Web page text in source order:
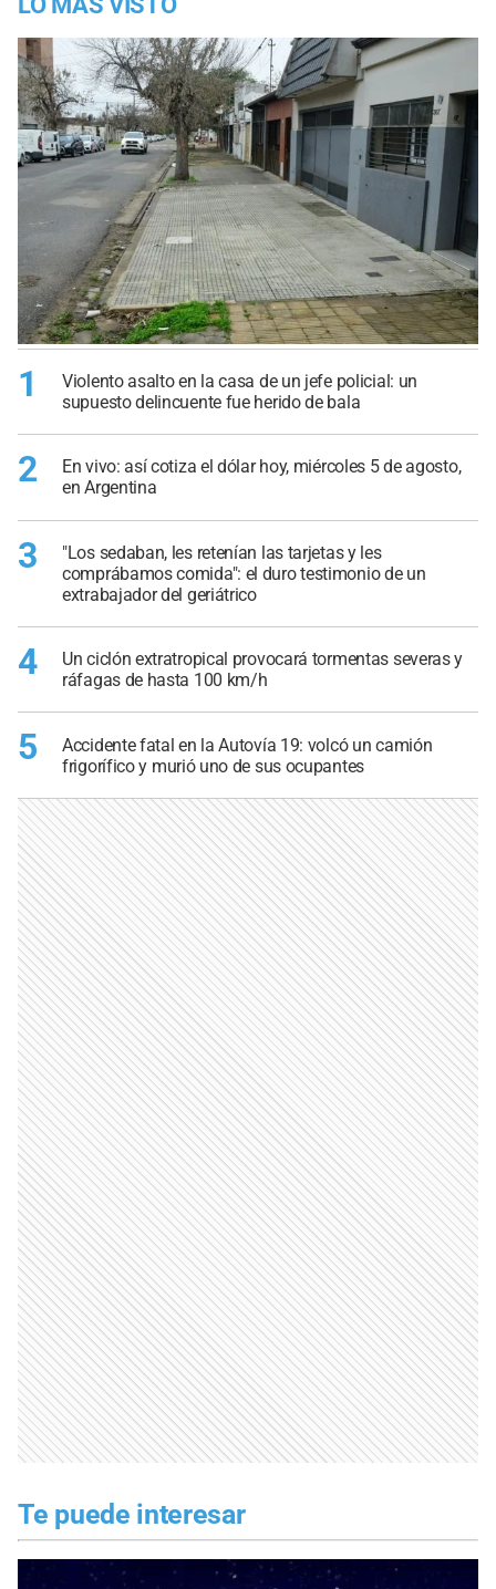
1
Violento asalto en la casa de un jefe policial: un
supuesto delincuente fue herido de bala
2
En vivo: así cotiza el dólar hoy, miércoles 5 de agosto,
en Argentina
3
"Los sedaban, les retenían las tarjetas y les
comprábamos comida": el duro testimonio de un
extrabajador del geriátrico
4
Un ciclón extratropical provocará tormentas severas y
ráfagas de hasta 100 km/h
5
Accidente fatal en la Autovía 19: volcó un camión
frigorífico y murió uno de sus ocupantes
Te puede interesar